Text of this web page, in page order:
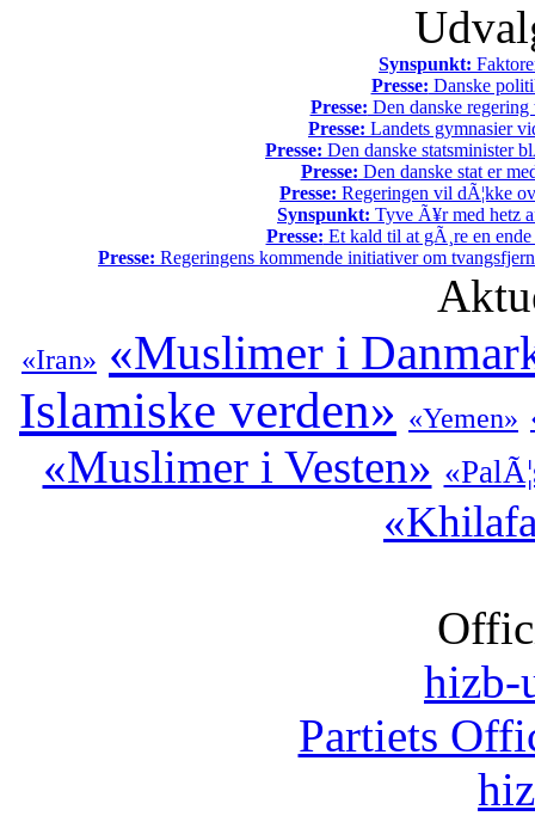
Synspunkt:
Presse: Danske
Presse: Den danske
Presse: Landets gymnasier
Presse: Den danske statsminister
Presse: Den danske stat er
Presse: Regeringen vil dÃ¦kke
Synspunkt: Tyve Ã¥r med hetz
Presse: Et kald til at gÃ¸re en
Presse: Regeringens kommende initiativer om
«Iran» «Muslimer i
Islamiske verden» «Yemen»
«Muslimer i Vesten»
hizb-
Partiets